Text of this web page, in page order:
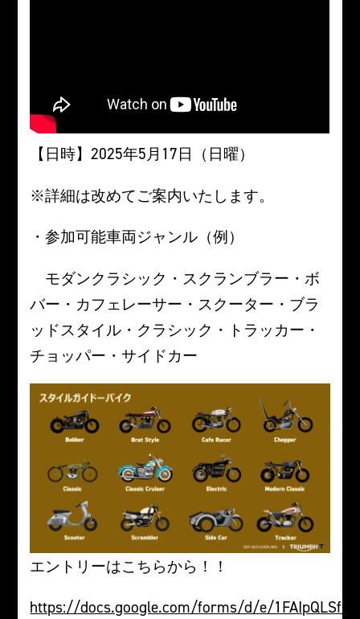
【日時】2025年5月17日（日曜）
※詳細は改めてご案内いたします。
・参加可能車両ジャンル（例）
モダンクラシック・スクランブラー・ボ
バー・カフェレーサー・スクーター・ブラ
ッドスタイル・クラシック・トラッカー・
チョッパー・サイドカー
エントリーはこちらから！！
https://docs.google.com/forms/d/e/